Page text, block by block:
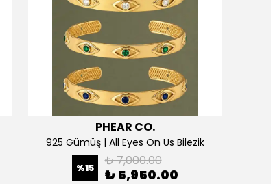
PHEAR CO.
925 Gümüş | All Eyes On Us Bilezik
%15 ₺ 7,000.00
₺ 5,950.00